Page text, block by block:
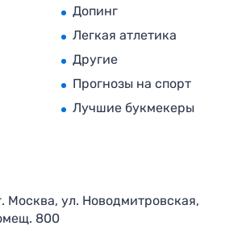
Допинг
Легкая атлетика
Другие
Прогнозы на спорт
Лучшие букмекеры
Москва, ул. Новодмитровская,
800